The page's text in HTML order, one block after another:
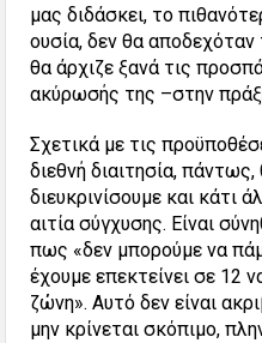
μας διδάσκει, το
ουσία, δεν θα
θα άρχιζε ξανά τις
ακύρωσής της –στην
Σχετικά με τις
διεθνή διαιτησία,
διευκρινίσουμε και κάτι
αιτία σύγχυσης. Είναι
πως «δεν μπορούμε να
έχουμε επεκτείνει σε 12
ζώνη». Αυτό δεν είναι
μην κρίνεται σκόπιμο,